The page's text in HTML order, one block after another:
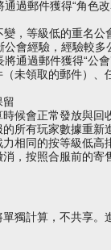
過郵件獲得“角色
變，等級低的重名公
會經驗，經驗較
通過郵件獲得“公
未領取的郵件）、
留
候會正常發放與回
所有玩家數據重新
相同的按等級低高
，按照合服前的
獨計算，不共享